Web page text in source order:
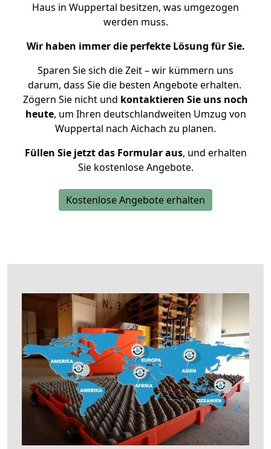
Haus in Wuppertal besitzen, was umgezogen
werden muss.
Wir haben immer die perfekte Lösung für Sie.
Sparen Sie sich die Zeit – wir kümmern uns
darum, dass Sie die besten Angebote erhalten.
Zögern Sie nicht und kontaktieren Sie uns noch
heute, um Ihren deutschlandweiten Umzug von
Wuppertal nach Aichach zu planen.
Füllen Sie jetzt das Formular aus, und erhalten
Sie kostenlose Angebote.
Kostenlose Angebote erhalten